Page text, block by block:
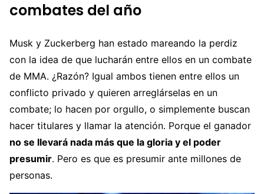
combates del año
Musk y Zuckerberg han estado mareando la perdiz
con la idea de que lucharán entre ellos en un combate
de MMA. ¿Razón? Igual ambos tienen entre ellos un
conflicto privado y quieren arreglárselas en un
combate; lo hacen por orgullo, o simplemente buscan
hacer titulares y llamar la atención. Porque el ganador
no se llevará nada más que la gloria y el poder
presumir. Pero es que es presumir ante millones de
personas.